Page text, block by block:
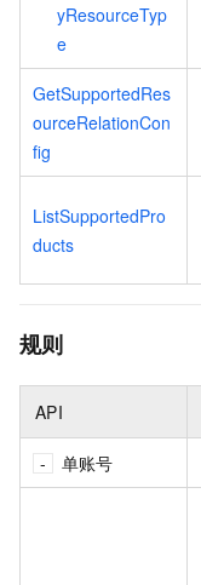
yResourceTyp
e
GetSupportedRes
ourceRelationCon
fig
ListSupportedPro
ducts
规则
API
单账号